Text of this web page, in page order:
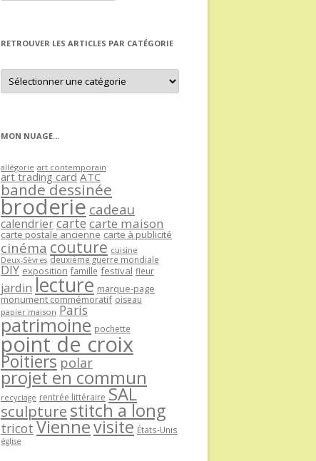
RETROUVER LES ARTICLES PAR CATÉGORIE
Retrouver
les
articles
MON NUAGE…
allégorie art contemporain
art trading card ATC
bande dessinée
broderie cadeau
calendriercartecarte maison
carte postale ancienne carte à publicité
cinéma couture cuisine
Deux-Sèvres deuxième guerre mondiale
DIY exposition famille festival fleur
jardin lecture marque-page
monument commémoratif oiseau
papier maison Paris
patrimoine pochette
point de croix
Poitiers polar
projet en commun
recyclage rentrée littéraire SAL
sculpture stitch a long
tricot Viennevisite États-Unis
église